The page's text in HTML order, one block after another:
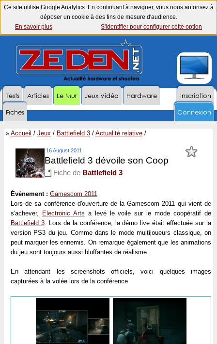
Ce site utilise Google Analytics. En continuant à naviguer, vous nous autorisez à
déposer un cookie à des fins de mesure d'audience.
En savoir plus
S'identifier pour configurer cette option
Inscription
Tests Articles Le Mur Jeux Vidéo
Hardware
Fiches
Connexion
» Accueil / Jeux / Battlefield 3 / Actualité relative /
16 August 2011
Battlefield 3 dévoile son Coop
Fiche de Battlefield 3
Évènement : Gamescom 2011
Lors de sa conférence d'ouverture de la Gamescom 2011 qui vient de
s'achever,
Electronic Arts a levé le voile sur le mode coopératif de
Battlefield 3. Lors de la conférence, la démo live était effectuée sur la
version PS3 du jeu. Comme dans le mode multijoueurs classique, on
peut marquer les ennemis. On remarque également que les animations
du jeu sont toujours aussi bluffantes de réalisme.
En attendant les screenshots officiels, voici quelques images
capturées à la volée lors de la conférence